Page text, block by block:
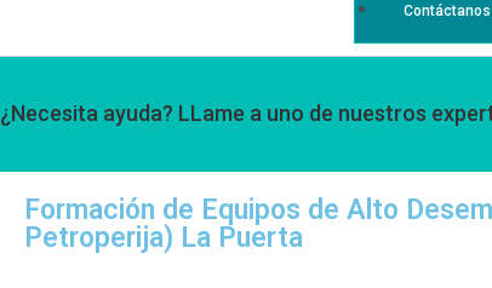
Contáctanos
¿Necesita ayuda? LLame a uno de nuestros
Formación de Equipos de Alto
Petroperija) La Puerta